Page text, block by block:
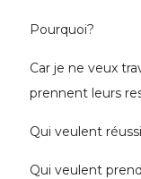
Pourquoi?
Car je ne veux
prennent leurs
Qui veulent
Qui veulent